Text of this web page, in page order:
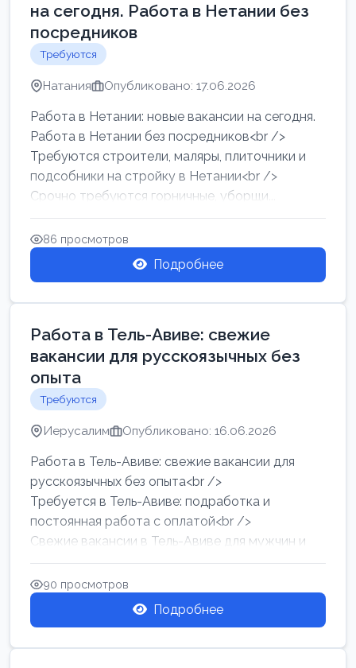
на сегодня. Работа в Нетании без
посредников
Требуются
Натания Опубликовано: 17.06.2026
Работа в Нетании: новые вакансии на сегодня.
Работа в Нетании без посредников<br />
Требуются строители, маляры, плиточники и
подсобники на стройку в Нетании<br />
Срочно требуются горничные, уборщи...
86 просмотров
Подробнее
Работа в Тель-Авиве: свежие
вакансии для русскоязычных без
опыта
Требуются
Иерусалим Опубликовано: 16.06.2026
Работа в Тель-Авиве: свежие вакансии для
русскоязычных без опыта<br />
Требуется в Тель-Авиве: подработка и
постоянная работа с оплатой<br />
Свежие вакансии в Тель-Авиве для мужчин и
женщин от хозя...
90 просмотров
Подробнее